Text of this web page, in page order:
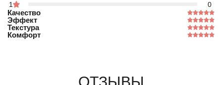
1 0
Качество
Эффект
Текстура
Комфорт